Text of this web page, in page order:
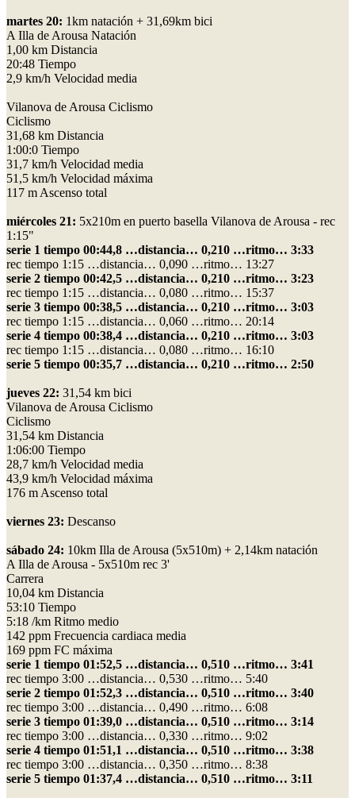
martes 20: 1km natación + 31,69km bici
A Illa de Arousa Natación
1,00 km Distancia
20:48 Tiempo
2,9 km/h Velocidad media
Vilanova de Arousa Ciclismo
Ciclismo
31,68 km Distancia
1:00:0 Tiempo
31,7 km/h Velocidad media
51,5 km/h Velocidad máxima
117 m Ascenso total
miércoles 21: 5x210m en puerto basella Vilanova de Arousa - rec
1:15"
serie 1 tiempo 00:44,8 …distancia… 0,210 …ritmo… 3:33
rec tiempo 1:15 …distancia… 0,090 …ritmo… 13:27
serie 2 tiempo 00:42,5 …distancia… 0,210 …ritmo… 3:23
rec tiempo 1:15 …distancia… 0,080 …ritmo… 15:37
serie 3 tiempo 00:38,5 …distancia… 0,210 …ritmo… 3:03
rec tiempo 1:15 …distancia… 0,060 …ritmo… 20:14
serie 4 tiempo 00:38,4 …distancia… 0,210 …ritmo… 3:03
rec tiempo 1:15 …distancia… 0,080 …ritmo… 16:10
serie 5 tiempo 00:35,7 …distancia… 0,210 …ritmo… 2:50
jueves 22: 31,54 km bici
Vilanova de Arousa Ciclismo
Ciclismo
31,54 km Distancia
1:06:00 Tiempo
28,7 km/h Velocidad media
43,9 km/h Velocidad máxima
176 m Ascenso total
viernes 23: Descanso
sábado 24: 10km Illa de Arousa (5x510m) + 2,14km natación
A Illa de Arousa - 5x510m rec 3'
Carrera
10,04 km Distancia
53:10 Tiempo
5:18 /km Ritmo medio
142 ppm Frecuencia cardiaca media
169 ppm FC máxima
serie 1 tiempo 01:52,5 …distancia… 0,510 …ritmo… 3:41
rec tiempo 3:00 …distancia… 0,530 …ritmo… 5:40
serie 2 tiempo 01:52,3 …distancia… 0,510 …ritmo… 3:40
rec tiempo 3:00 …distancia… 0,490 …ritmo… 6:08
serie 3 tiempo 01:39,0 …distancia… 0,510 …ritmo… 3:14
rec tiempo 3:00 …distancia… 0,330 …ritmo… 9:02
serie 4 tiempo 01:51,1 …distancia… 0,510 …ritmo… 3:38
rec tiempo 3:00 …distancia… 0,350 …ritmo… 8:38
serie 5 tiempo 01:37,4 …distancia… 0,510 …ritmo… 3:11